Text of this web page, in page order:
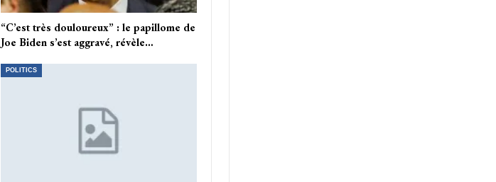
“C’est très douloureux” : le papillome de
Joe Biden s’est aggravé, révèle…
POLITICS